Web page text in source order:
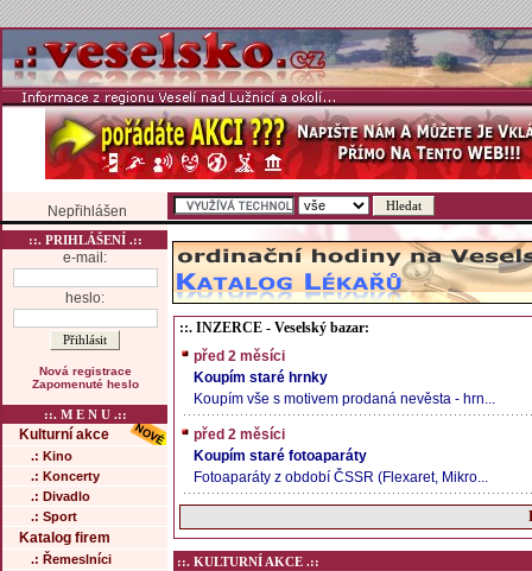
Nepřihlášen
::. PRIHLÁŠENÍ .::
e-mail:
heslo:
Nová registrace
Zapomenuté heslo
::. M E N U .::
Kulturní akce
.: Kino
.: Koncerty
.: Divadlo
.: Sport
Katalog firem
.: Řemeslníci
::. INZERCE - Veselský bazar:
před 2 měsíci
Koupím staré hrnky
Koupím vše s motivem prodaná nevěsta - hrn...
před 2 měsíci
Koupím staré fotoaparáty
Fotoaparáty z období ČSSR (Flexaret, Mikro...
::. KULTURNÍ AKCE .::